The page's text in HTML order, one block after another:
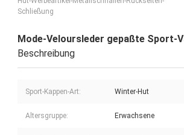
Schließung
Mode-Veloursleder gepaßte Sport-
Beschreibung
Sport-Kappen-Art: Winter-Hut
Altersgruppe: Erwachsene